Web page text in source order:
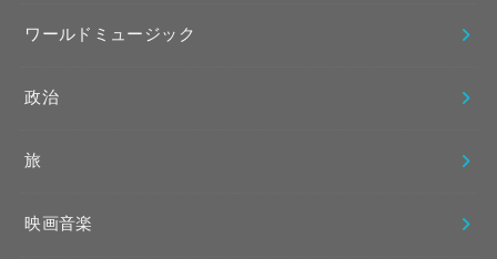
ワールドミュージック
政治
旅
映画音楽